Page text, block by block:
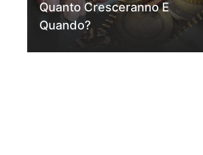
Quanto Cresceranno E
Quando?